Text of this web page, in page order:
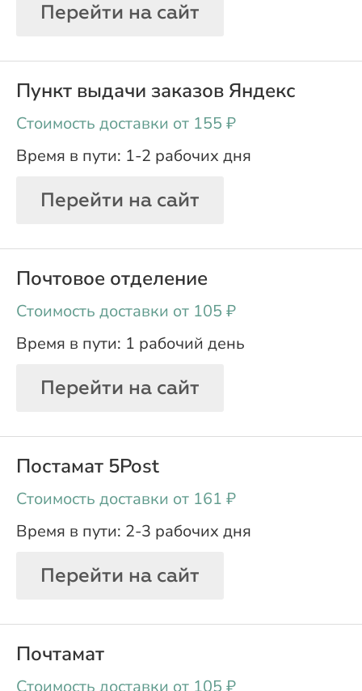
Перейти на сайт
Пункт выдачи заказов Яндекс
oт 155 ₽
1-2 рабочих дня
Перейти на сайт
Почтовое отделение
oт 105 ₽
1 рабочий день
Перейти на сайт
Постамат 5Post
oт 161 ₽
2-3 рабочих дня
Перейти на сайт
Почтамат
oт 105 ₽